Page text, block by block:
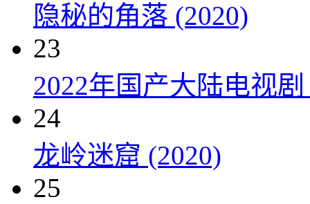
隐秘的角落 (2020)
23
2022年国产大陆电视
24
龙岭迷窟 (2020)
25